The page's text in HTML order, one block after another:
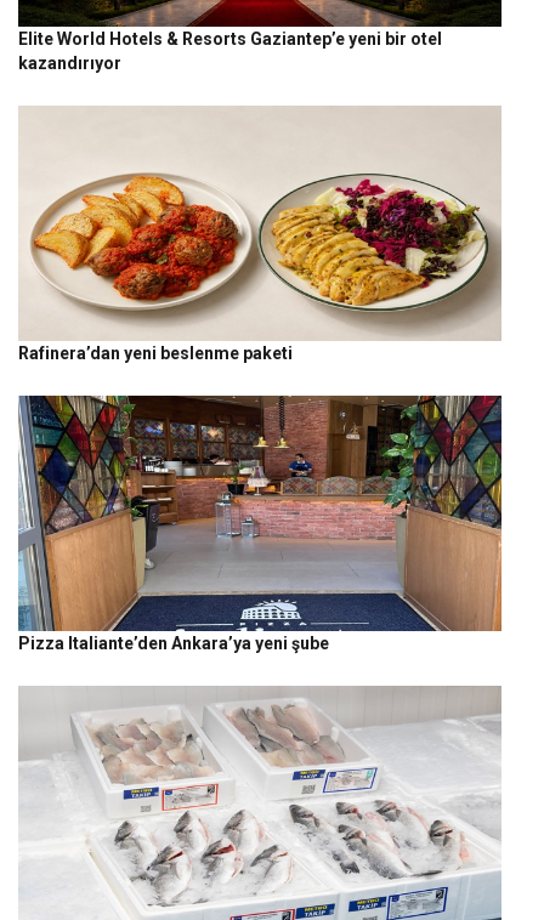
Elite World Hotels & Resorts Gaziantep’e yeni bir otel
kazandırıyor
Rafinera’dan yeni beslenme paketi
Pizza Italiante’den Ankara’ya yeni şube